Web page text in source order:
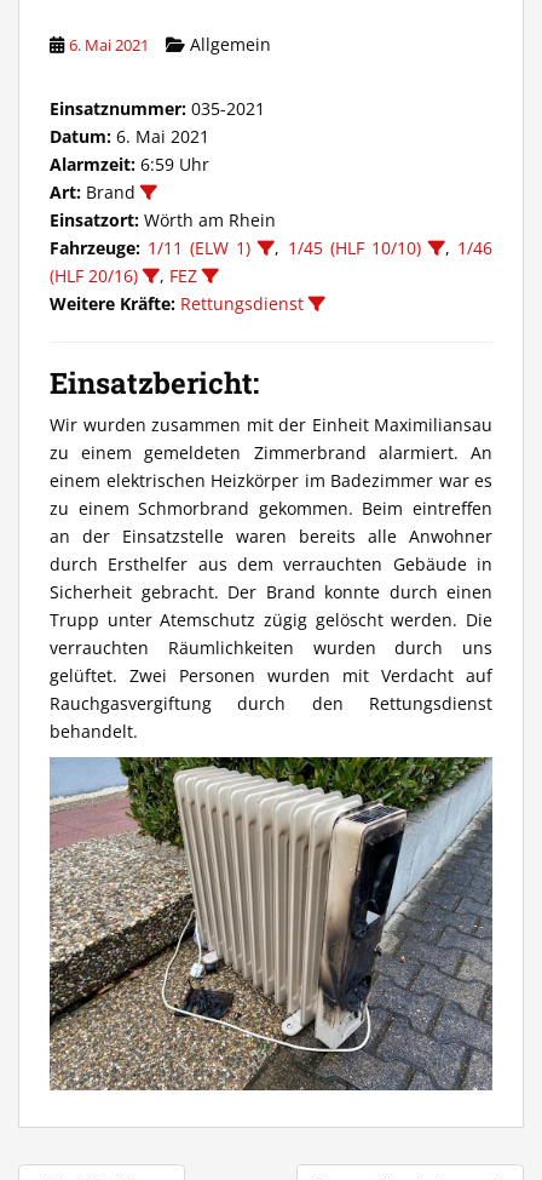
6. Mai 2021 Allgemein
Einsatznummer: 035-2021
Datum: 6. Mai 2021
Alarmzeit: 6:59 Uhr
Art: Brand
Einsatzort: Wörth am Rhein
Fahrzeuge: 1/11 (ELW 1) , 1/45 (HLF 10/10) , 1/46
(HLF 20/16)
, FEZ
Weitere Kräfte: Rettungsdienst
Einsatzbericht:
Wir wurden zusammen mit der Einheit Maximiliansau
zu einem gemeldeten Zimmerbrand alarmiert. An
einem elektrischen Heizkörper im Badezimmer war es
zu einem Schmorbrand gekommen. Beim eintreffen
an der Einsatzstelle waren bereits alle Anwohner
durch Ersthelfer aus dem verrauchten Gebäude in
Sicherheit gebracht. Der Brand konnte durch einen
Trupp unter Atemschutz zügig gelöscht werden. Die
verrauchten Räumlichkeiten wurden durch uns
gelüftet. Zwei Personen wurden mit Verdacht auf
Rauchgasvergiftung durch den Rettungsdienst
behandelt.